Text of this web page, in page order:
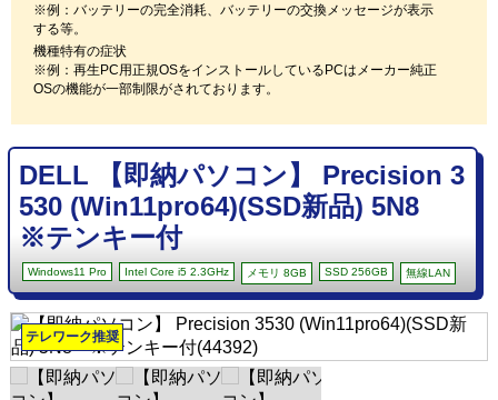
※例：バッテリーの完全消耗、バッテリーの交換メッセージが表示
する等。
機種特有の症状
※例：再生PC用正規OSをインストールしているPCはメーカー純正
OSの機能が一部制限がされております。
DELL 【即納パソコン】 Precision 3
530 (Win11pro64)(SSD新品) 5N8
※テンキー付
Windows11 Pro Intel Core i5 2.3GHz メモリ 8GB SSD 256GB 無線LAN
テレワーク推奨